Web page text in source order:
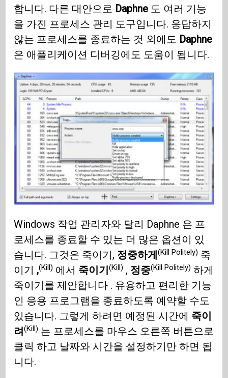
합니다. 다른 대안으로 Daphne 도 여러 기능
을 가진 프로세스 관리 도구입니다. 응답하지
않는 프로세스를 종료하는 것 외에도 Daphne
은 애플리케이션 디버깅에도 도움이 됩니다.
Windows 작업 관리자와 달리 Daphne 은 프
로세스를 종료할 수 있는 더 많은 옵션이 있
습니다. 그것은 죽이기, 정중하게(Kill Politely) 죽
이기 ,(Kill) 에서 죽이기(Kill) , 정중(Kill Politely) 하게
죽이기를 제안합니다 . 유용하고 편리한 기능
인 응용 프로그램을 종료하도록 예약할 수도
있습니다. 그렇게 하려면 예정된 시간에 죽이
려(Kill) 는 프로세스를 마우스 오른쪽 버튼으로
클릭 하고 날짜와 시간을 설정하기만 하면 됩
니다.